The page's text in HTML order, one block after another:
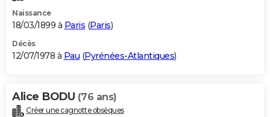
Naissance
18/03/1899 à Paris (Paris)
Décès
12/07/1978 à Pau (Pyrénées-Atlantiques)
Alice BODU (76 ans)
Créer une cagnotte obsèques